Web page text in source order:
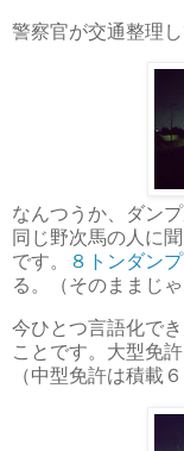
警察官が交通整理
なんつうか、ダン
同じ野次馬の人に
です。
８トンダンプ
る。（そのままじゃ
今ひとつ言語化で
ことです。大型免
（中型免許は積載